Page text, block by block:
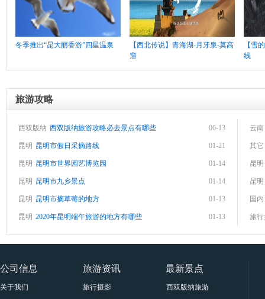
冬季推出“昆大丽香游”四星温泉
【西北传说】青海湖-月牙泉-莫高
窟
【雪
线
旅游攻略
西双版纳 西双版纳旅游攻略必去景点有哪些 06-13
昆明 昆明市假日采摘路线 01-21
昆明 昆明市世界园艺博览园 01-14
昆明 昆明市九乡景点 01-14
昆明 昆明市摘草莓的地方 01-13
昆明 2020年昆明端午旅游的地方有哪些 01-13
云南
其它
昆明
昆明
国内
旅
公司信息
关于我们
旅游资讯
旅行摄影
最新景点
西双版纳旅游景点大全